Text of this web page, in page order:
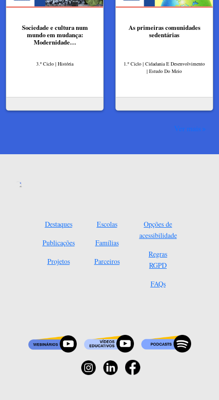
Sociedade e cultura num
mundo em mudança:
Modernidade…
3.º Ciclo | História
As primeiras comunidades
sedentárias
1.º Ciclo | Cidadania E Desenvolvimento
| Estudo Do Meio
Ver mais
Destaques
Publicações
Projetos
Escolas
Famílias
Parceiros
Opções de
acessibilidade
Regras
RGPD
FAQs